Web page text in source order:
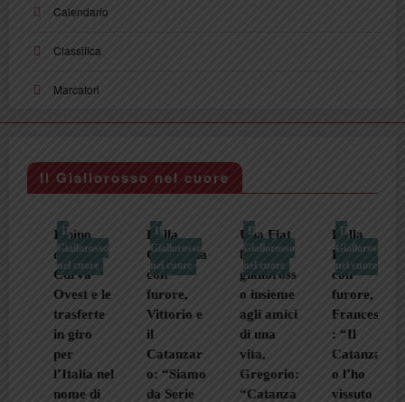
Calendario
Classifica
Marcatori
Il Giallorosso nel cuore
Giallorosso
nel cuore
Il pino
della
Curva
Ovest e le
trasferte
in giro
l’Italia nel
nome di
Giallorosso
nel cuore
Dalla
Germania
con
furore,
Vittorio e
Catanzar
o: “Siamo
da Serie
Giallorosso
nel cuore
Una Fiat
850 e il
gialloross
o insieme
agli amici
di una
vita,
Gregorio:
“Catanza
Giallorosso
nel cuore
Dalla
Locride
con
furore,
Francesco
: “Il
Catanzar
o l’ho
vissuto